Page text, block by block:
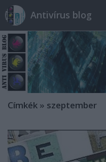
Antivírus blog
Címkék » szeptember